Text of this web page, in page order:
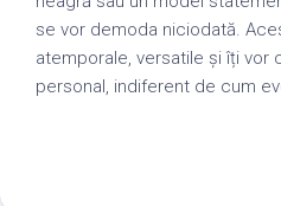
se vor demoda niciodată.
atemporale, versatile și îți
personal, indiferent de cum